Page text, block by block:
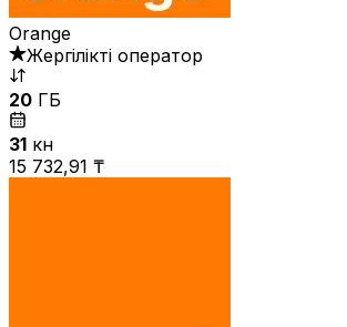
Orange
Жергілікті оператор
20 ГБ
31 күн
15 732,91 ₸